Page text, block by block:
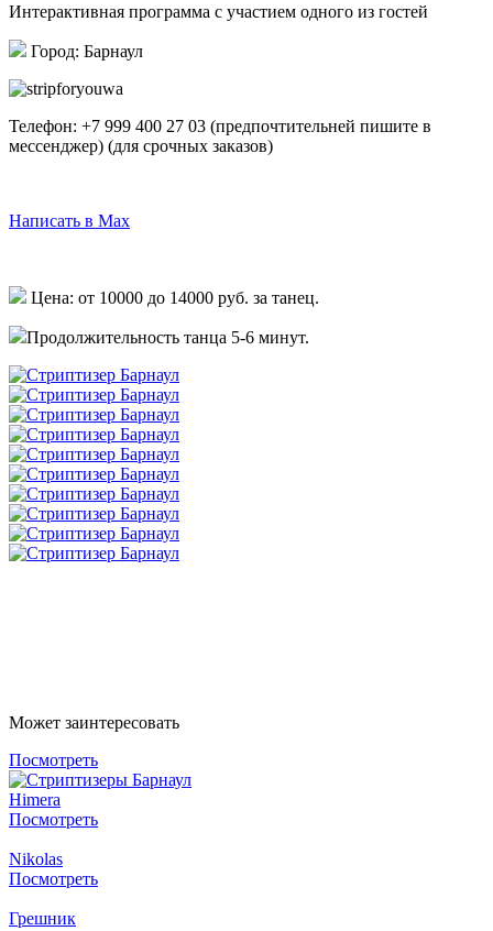
Интерактивная программа с участием одного из гостей
Город: Барнаул
Телефон: +7 999 400 27 03 (предпочтительней пишите в
мессенджер) (для срочных заказов)
Написать в Max
Цена: от 10000 до 14000 руб. за танец.
Продолжительность танца 5-6 минут.
Может заинтересовать
Посмотреть
Himera
Посмотреть
Nikolas
Посмотреть
Грешник